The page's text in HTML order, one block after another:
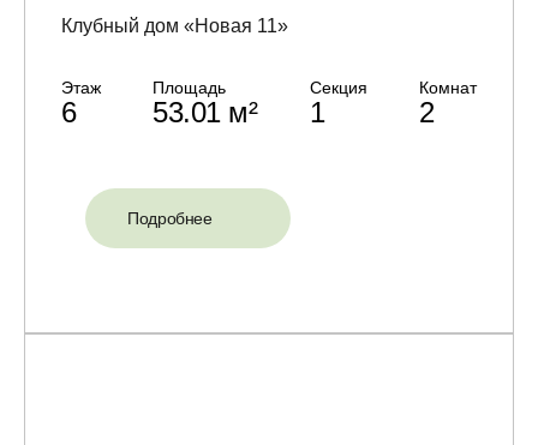
Клубный дом «Новая 11»
Этаж
6
Площадь
53.01 м²
Секция
1
Комнат
2
Подробнее